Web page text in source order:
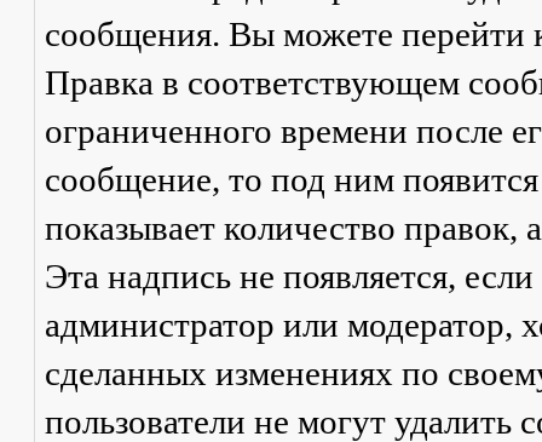
сообщения. Вы можете перейти
Правка в соответствующем
ограниченного времени после
сообщение, то под ним
показывает количество правок,
Эта надпись не появляется,
администратор или модератор,
сделанных изменениях по
пользователи не могут удалить